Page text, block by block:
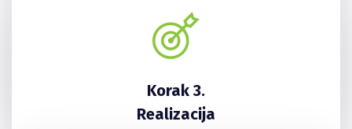
Korak 3.
Realizacija